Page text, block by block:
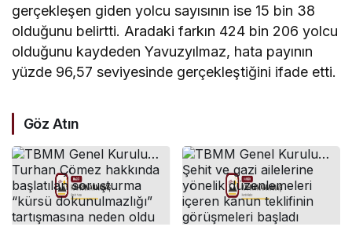
gerçekleşen giden yolcu sayısının ise 15 bin 38
olduğunu belirtti. Aradaki farkın 424 bin 206 yolcu
olduğunu kaydeden Yavuzyılmaz, hata payının
yüzde 96,57 seviyesinde gerçekleştiğini ifade etti.
Göz Atın